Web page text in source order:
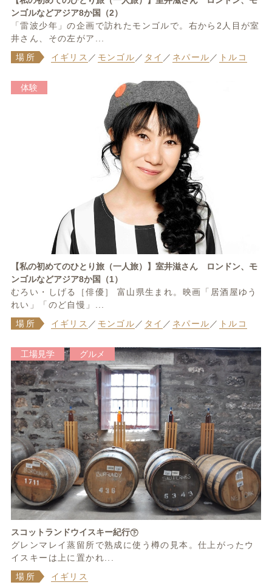
ンゴルなどアジア8か国（2）
「雷波少年」の企画で訪れたモンゴルで。右から2人目が室
井さん、その左がア...
場所
イギリス ／ モンゴル／ タイ ／ ネパール／ トルコ
体験
【私の初めてのひとり旅（一人旅）】室井滋さん ロンドン、モ
ンゴルなどアジア8か国（1）
むろい・しげる［俳優］ 富山県生まれ。映画「居酒屋ゆう
れい」「のど自慢」...
場所
イギリス ／ モンゴル ／ タイ ／ ネパール ／ トルコ
工場見学 グルメ
スコットランドウイスキー紀行㊦
グレンマレイ蒸留所で熟成に使う樽の見本。仕上がったウ
イスキーは上に置かれ...
場所
イギリス